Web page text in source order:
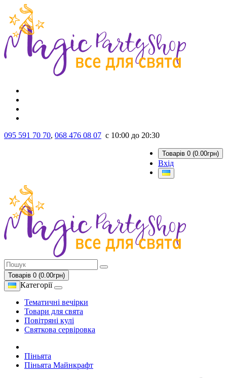
095 591 70 70, 068 476 08 07 с 10:00 до 20:30
Товарів 0 (0.00грн)
Вхід
Товарів 0 (0.00грн)
Категорії
Тематичні вечірки
Товари для свята
Повітряні кулі
Святкова сервіровка
Піньята
Піньята Майнкрафт